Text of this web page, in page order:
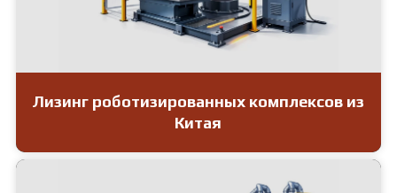
Лизинг роботизированных комплексов из
Китая